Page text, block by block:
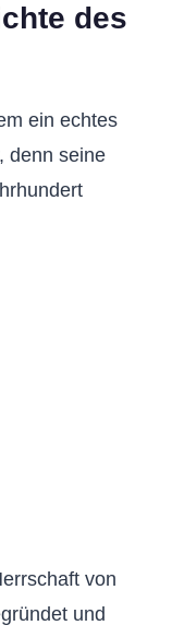
des
ein echtes
denn seine
von
und